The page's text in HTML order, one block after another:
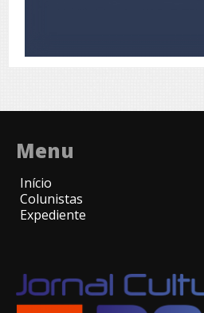
Menu
Início
Colunistas
Expediente